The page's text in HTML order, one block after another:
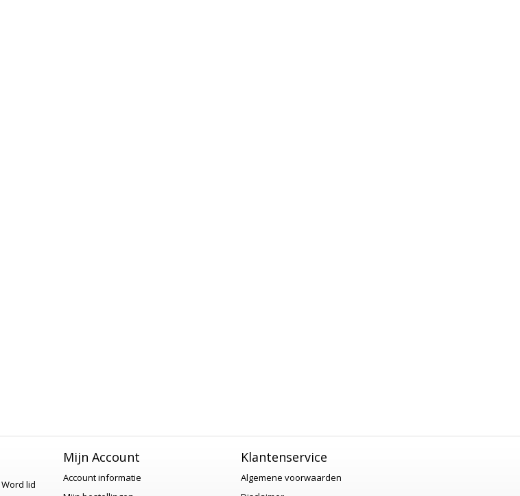
Word lid
Mijn Account
Account informatie
Klantenservice
Algemene voorwaarden